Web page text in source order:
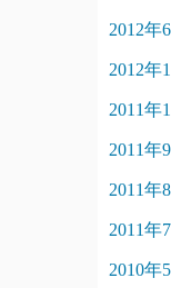
2012年
2012年
2011年
2011年
2011年
2011年
2010年